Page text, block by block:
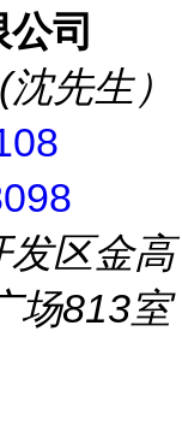
司
先生）
发区金高
场813室